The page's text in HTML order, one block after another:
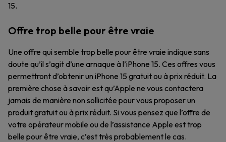
15.
Offre trop belle pour être vraie
Une offre qui semble trop belle pour être vraie indique sans
doute qu’il s’agit d’une arnaque à l’iPhone 15. Ces offres vous
permettront d’obtenir un iPhone 15 gratuit ou à prix réduit. La
première chose à savoir est qu’Apple ne vous contactera
jamais de manière non sollicitée pour vous proposer un
produit gratuit ou à prix réduit. Si vous pensez que l’offre de
votre opérateur mobile ou de l’assistance Apple est trop
belle pour être vraie, c’est très probablement le cas.